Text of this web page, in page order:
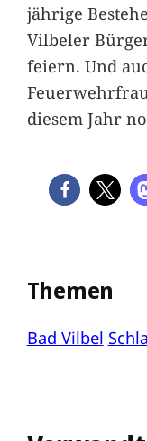
jährige
Vilbeler
feiern. Und
diesem Jahr
Themen
Bad Vilbel